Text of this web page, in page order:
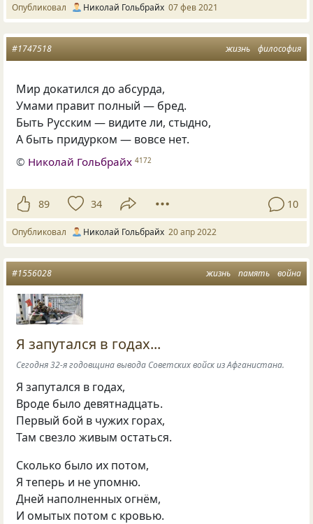
Опубликовал Николай Гольбрайх 07 фев 2021
жизнь философия
#1747518
Мир докатился до абсурда,
Умами правит полный — бред.
Быть Русским — видите ли, стыдно,
А быть придурком — вовсе нет.
© Николай Гольбрайх 4172
89 34 10
Опубликовал Николай Гольбрайх 20 апр 2022
жизнь память война
#1556028
Я запутался в годах...
Сегодня 32-я годовщина вывода Советских войск из Афганистана.
Я запутался в годах,
Вроде было девятнадцать.
Первый бой в чужих горах,
Там свезло живым остаться.
Сколько было их потом,
Я теперь и не упомню.
Дней наполненных огнём,
И омытых потом с кровью.